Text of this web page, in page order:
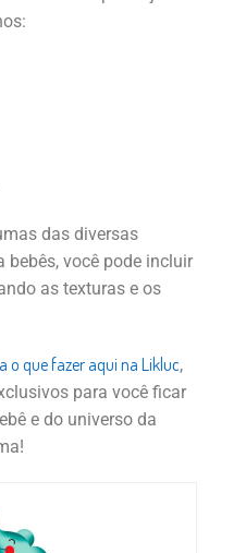
das diversas
bebês, você pode incluir
as texturas e os
o que fazer aqui na Likluc,
para você ficar
e do universo da